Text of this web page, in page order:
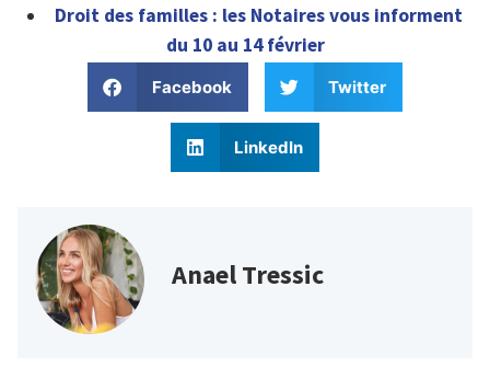
Droit des familles : les Notaires vous informent
du 10 au 14 février
Facebook Twitter
LinkedIn
Anael Tressic